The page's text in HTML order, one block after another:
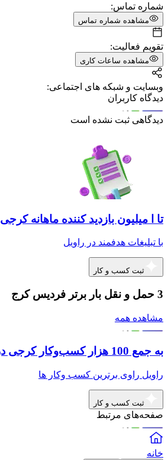
شماره تماس:
مشاهده شماره تماس
تقویم فعالیت:
مشاهده ساعات کاری
وبسایت و شبکه های اجتماعی:
دیدگاه کاربران
دیدگاهی ثبت نشده است
تا ا میلیون بازدید کننده ماهانه کرجی
با تبلیغات هدفمند در راویل
ثبت کسب و کار
3 حمل و نقل بار برتر فردیس کرج
مشاهده همه
به جمع 100 هزار کسب‌وکار کرجی در راویل بپیوندید
راویل راوی برترین کسب وکار ها
ثبت کسب و کار
صفحه‌های مرتبط
خانه